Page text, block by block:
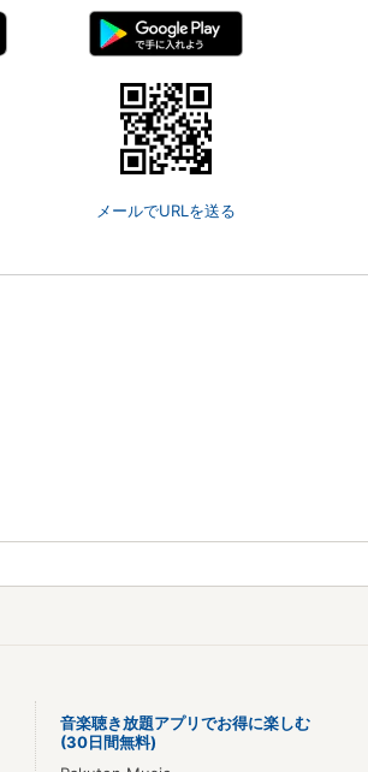
メールでURLを送る
音楽聴き放題アプリでお得に楽しむ
(30日間無料)